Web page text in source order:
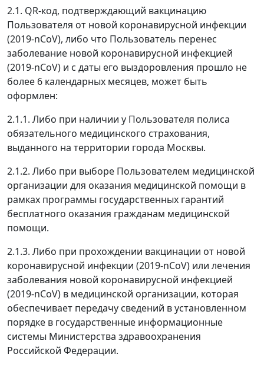
2.1. QR-код, подтверждающий вакцинацию
Пользователя от новой коронавирусной инфекции
(2019-nCoV), либо что Пользователь перенес
заболевание новой коронавирусной инфекцией
(2019-nCoV) и с даты его выздоровления прошло не
более 6 календарных месяцев, может быть
оформлен:
2.1.1. Либо при наличии у Пользователя полиса
обязательного медицинского страхования,
выданного на территории города Москвы.
2.1.2. Либо при выборе Пользователем медицинской
организации для оказания медицинской помощи в
рамках программы государственных гарантий
бесплатного оказания гражданам медицинской
помощи.
2.1.3. Либо при прохождении вакцинации от новой
коронавирусной инфекции (2019-nCoV) или лечения
заболевания новой коронавирусной инфекцией
(2019-nCoV) в медицинской организации, которая
обеспечивает передачу сведений в установленном
порядке в государственные информационные
системы Министерства здравоохранения
Российской Федерации.